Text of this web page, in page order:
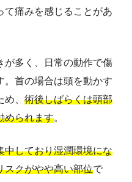
て痛みを感じることがあ
が多く、日常の動作で傷
。首の場合は頭を動かす
、 術後しばらくは頭部
められます。
中しており湿潤環境にな
スクがやや高い部位で